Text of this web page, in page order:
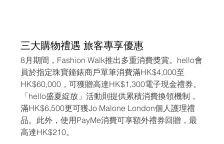
三大購物禮遇 旅客專享優惠
8月期間，Fashion Walk推出多重消費獎賞。hello會
員於指定珠寶鐘錶商戶單筆消費滿HK$4,000至
HK$60,000，可獲贈高達HK$1,300電子現金禮券。
「hello盛夏綻放」活動則提供累積消費換領機制，
滿HK$6,500更可獲Jo Malone London個人護理禮
品。此外，使用PayMe消費可享額外禮券回贈，最
高達HK$210。